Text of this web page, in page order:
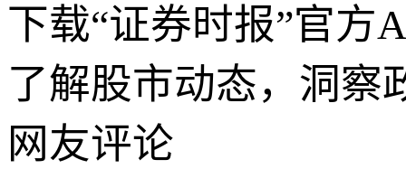
下载“证券时报”官方
了解股市动态，洞察
网友评论